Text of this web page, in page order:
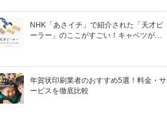
NHK「あさイチ」で紹介された「天才ピ
ーラー」のここがすごい！キャベツがほ
年賀状印刷業者のおすすめ5選！料金・サ
ービスを徹底比較